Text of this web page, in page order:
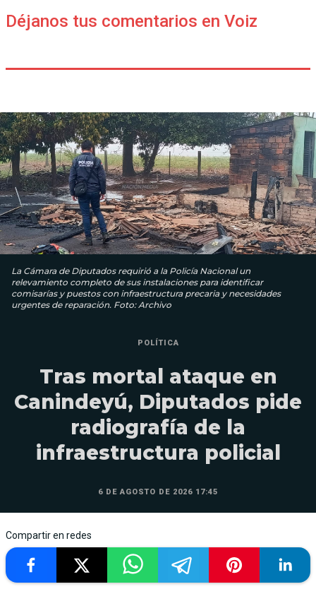
Déjanos tus comentarios en Voiz
La Cámara de Diputados requirió a la Policía Nacional un
relevamiento completo de sus instalaciones para identificar
comisarías y puestos con infraestructura precaria y necesidades
urgentes de reparación. Foto: Archivo
POLÍTICA
Tras mortal ataque en
Canindeyú, Diputados pide
radiografía de la
infraestructura policial
6 DE AGOSTO DE 2026 17:45
Compartir en redes